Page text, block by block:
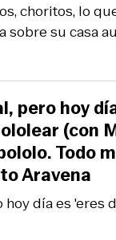
choritos, lo
sobre su casa
día es 'eres
pero hoy
(con
Todo
Aravena